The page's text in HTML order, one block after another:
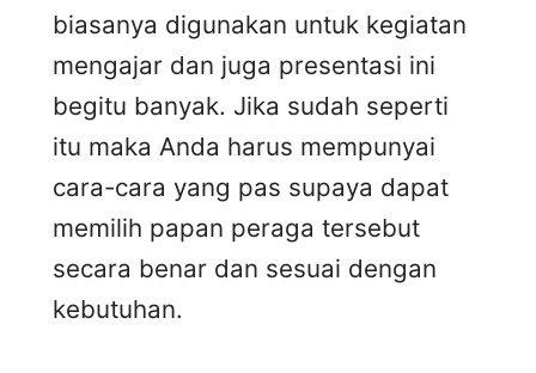
biasanya digunakan untuk kegiatan
mengajar dan juga presentasi ini
begitu banyak. Jika sudah seperti
itu maka Anda harus mempunyai
cara-cara yang pas supaya dapat
memilih papan peraga tersebut
secara benar dan sesuai dengan
kebutuhan.